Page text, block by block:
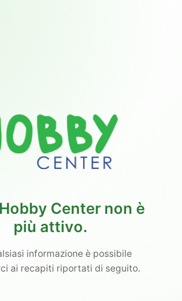
Center non è
più attivo.
informazione è possibile
ai recapiti riportati di seguito.